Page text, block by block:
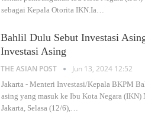
sebagai Kepala Otorita IKN.Ia…
Bahlil Dulu Sebut Investasi
Investasi Asing
THE ASIAN POST Jun 13, 2024 12:52
Jakarta - Menteri Investasi/Kepala BKPM
asing yang masuk ke Ibu Kota Negara (IKN)
Jakarta, Selasa (12/6),…